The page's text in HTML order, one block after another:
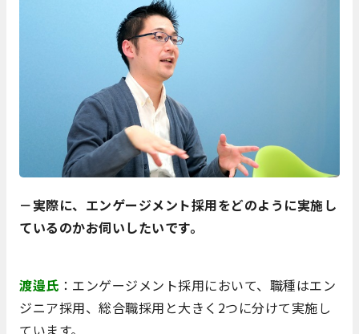
－実際に、エンゲージメント採用をどのように実施し
ているのかお伺いしたいです。
渡邉氏 ：エンゲージメント採用において、職種はエン
ジニア採用、総合職採用と大きく2つに分けて実施し
ています。